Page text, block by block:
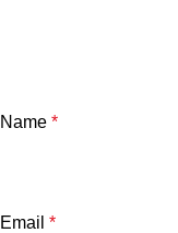
Name *
Email *